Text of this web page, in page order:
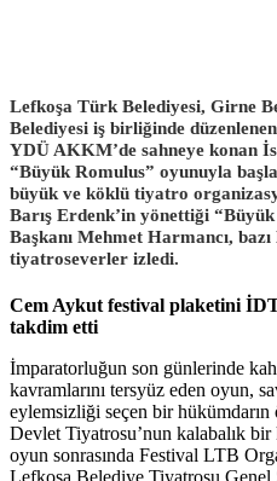
Lefkoşa Türk Belediyesi, Girne
Belediyesi iş birliğinde
YDÜ AKKM’de sahneye konan
“Büyük Romulus” oyunuyla
büyük ve köklü tiyatro
Barış Erdenk’in yönettiği
Başkanı Mehmet Harmancı,
tiyatroseverler izledi.
Cem Aykut festival plaketini
takdim etti
İmparatorluğun son günlerinde
kavramlarını tersyüz eden oyun,
eylemsizliği seçen bir hükümdarın
Devlet Tiyatrosu’nun kalabalık
oyun sonrasında Festival LTB